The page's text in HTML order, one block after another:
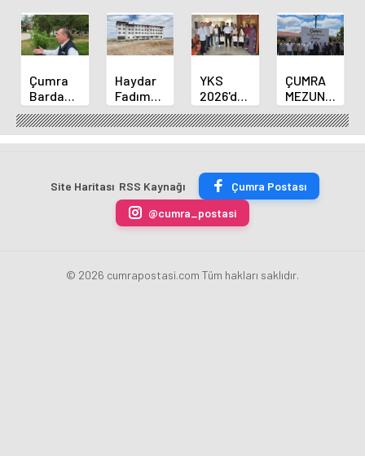
Çumra
Bardakçı
Parkında
Yürüyüş
Yolu İçin
Haydar
Fadım
Kocaer
Fen
Lisesi
Gelindi
YKS
2026'da
Derece
Alan
Öğrenciler
İlçe Milli
Eğitim
Müdürünü
Ziyaret
ÇUMRA
MEZUNLAR
İKİNCİ
HAFTASINDA
BİR
ARAYA
GELDİ
Site Haritası RSS Kaynağı
Çumra Postası
@cumra_postasi
© 2026 cumrapostasi.com Tüm hakları saklıdır.